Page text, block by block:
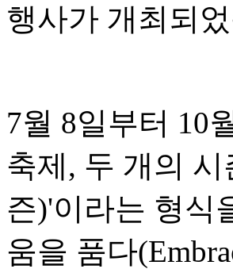
행사가 개최되
7월 8일부터 10
축제, 두 개의
즌)'이라는 형식
움을 품다